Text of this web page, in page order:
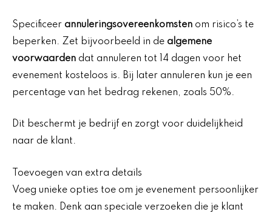
Specificeer annuleringsovereenkomsten om risico’s te
beperken. Zet bijvoorbeeld in de algemene
voorwaarden dat annuleren tot 14 dagen voor het
evenement kosteloos is. Bij later annuleren kun je een
percentage van het bedrag rekenen, zoals 50%.
Dit beschermt je bedrijf en zorgt voor duidelijkheid
naar de klant.
Toevoegen van extra details
Voeg unieke opties toe om je evenement persoonlijker
te maken. Denk aan speciale verzoeken die je klant